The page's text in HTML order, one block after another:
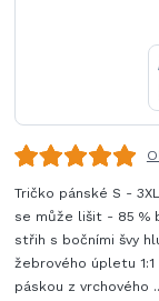
Tričko pánské S -
se může lišit - 85 %
střih s bočními švy
žebrového úpletu
páskou z vrchového